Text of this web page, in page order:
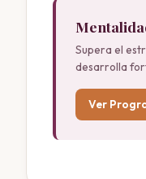
Supera el
desarrolla
Ver